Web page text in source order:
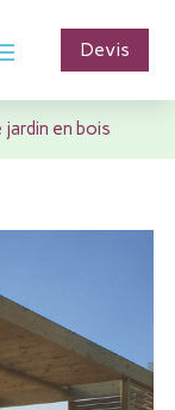
Devis
en bois